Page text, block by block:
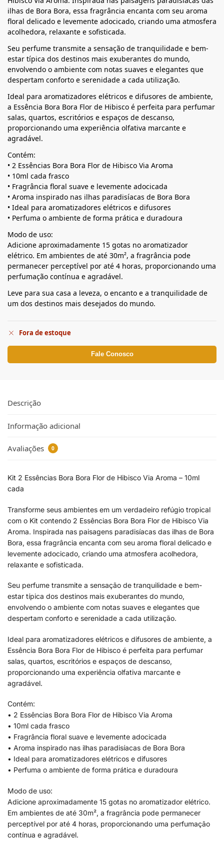
ilhas de Bora Bora, essa fragrância encanta com seu aroma
floral delicado e levemente adocicado, criando uma atmosfera
acolhedora, relaxante e sofisticada.
Seu perfume transmite a sensação de tranquilidade e bem-
estar típica dos destinos mais exuberantes do mundo,
envolvendo o ambiente com notas suaves e elegantes que
despertam conforto e serenidade a cada utilização.
Ideal para aromatizadores elétricos e difusores de ambiente,
a Essência Bora Bora Flor de Hibisco é perfeita para perfumar
salas, quartos, escritórios e espaços de descanso,
proporcionando uma experiência olfativa marcante e
agradável.
Contém:
• 2 Essências Bora Bora Flor de Hibisco Via Aroma
• 10ml cada frasco
• Fragrância floral suave e levemente adocicada
• Aroma inspirado nas ilhas paradisíacas de Bora Bora
• Ideal para aromatizadores elétricos e difusores
• Perfuma o ambiente de forma prática e duradoura
Modo de uso:
Adicione aproximadamente 15 gotas no aromatizador
elétrico. Em ambientes de até 30m², a fragrância pode
permanecer perceptível por até 4 horas, proporcionando uma
perfumação contínua e agradável.
Leve para sua casa a leveza, o encanto e a tranquilidade de
um dos destinos mais desejados do mundo.
Fora de estoque
Fale Conosco
Descrição
Informação adicional
Avaliações 0
Kit 2 Essências Bora Bora Flor de Hibisco Via Aroma – 10ml
cada
Transforme seus ambientes em um verdadeiro refúgio tropical
com o Kit contendo 2 Essências Bora Bora Flor de Hibisco Via
Aroma. Inspirada nas paisagens paradisíacas das ilhas de Bora
Bora, essa fragrância encanta com seu aroma floral delicado e
levemente adocicado, criando uma atmosfera acolhedora,
relaxante e sofisticada.
Seu perfume transmite a sensação de tranquilidade e bem-
estar típica dos destinos mais exuberantes do mundo,
envolvendo o ambiente com notas suaves e elegantes que
despertam conforto e serenidade a cada utilização.
Ideal para aromatizadores elétricos e difusores de ambiente, a
Essência Bora Bora Flor de Hibisco é perfeita para perfumar
salas, quartos, escritórios e espaços de descanso,
proporcionando uma experiência olfativa marcante e
agradável.
Contém:
• 2 Essências Bora Bora Flor de Hibisco Via Aroma
• 10ml cada frasco
• Fragrância floral suave e levemente adocicada
• Aroma inspirado nas ilhas paradisíacas de Bora Bora
• Ideal para aromatizadores elétricos e difusores
• Perfuma o ambiente de forma prática e duradoura
Modo de uso:
Adicione aproximadamente 15 gotas no aromatizador elétrico.
Em ambientes de até 30m², a fragrância pode permanecer
perceptível por até 4 horas, proporcionando uma perfumação
contínua e agradável.